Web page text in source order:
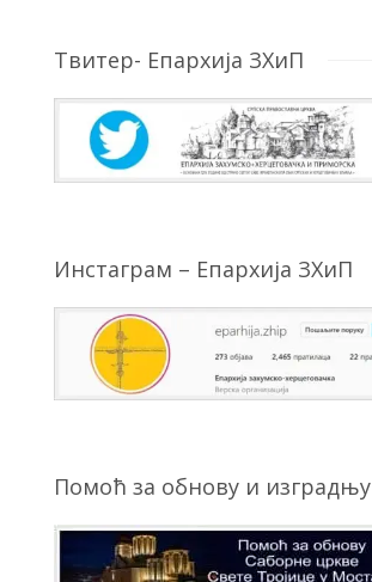
Твитер- Епархија ЗХиП
Инстаграм – Епархија ЗХиП
Помоћ за обнову и изградњу